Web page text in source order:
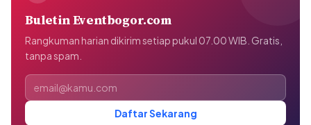
Buletin Eventbogor.com
Rangkuman harian dikirim setiap pukul 07.00 WIB. Gratis,
tanpa spam.
Alamat email
Daftar Sekarang